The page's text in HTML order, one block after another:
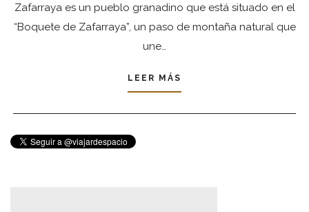
Zafarraya es un pueblo granadino que está situado en el
“Boquete de Zafarraya”, un paso de montaña natural que
une…
LEER MÁS